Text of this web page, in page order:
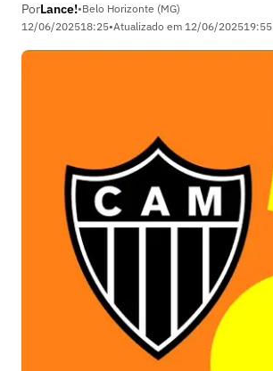
PorLance!•Belo Horizonte (MG)
12/06/202518:25•Atualizado em 12/06/202519:55